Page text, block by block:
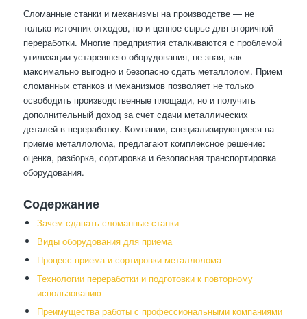
Сломанные станки и механизмы на производстве — не
только источник отходов, но и ценное сырье для вторичной
переработки. Многие предприятия сталкиваются с проблемой
утилизации устаревшего оборудования, не зная, как
максимально выгодно и безопасно сдать металлолом. Прием
сломанных станков и механизмов позволяет не только
освободить производственные площади, но и получить
дополнительный доход за счет сдачи металлических
деталей в переработку. Компании, специализирующиеся на
приеме металлолома, предлагают комплексное решение:
оценка, разборка, сортировка и безопасная транспортировка
оборудования.
Содержание
Зачем сдавать сломанные станки
Виды оборудования для приема
Процесс приема и сортировки металлолома
Технологии переработки и подготовки к повторному
использованию
Преимущества работы с профессиональными компаниями